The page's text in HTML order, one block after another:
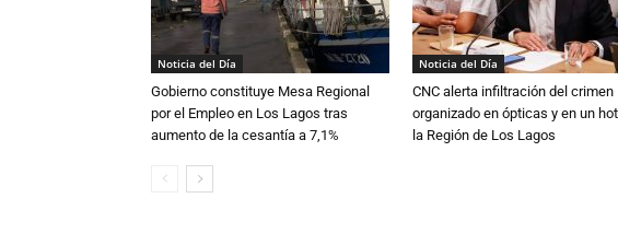
Noticia del Día
Gobierno constituye Mesa Regional
por el Empleo en Los Lagos tras
aumento de la cesantía a 7,1%
Noticia del Día
CNC alerta infiltración del crimen
organizado en ópticas y en un
la Región de Los Lagos